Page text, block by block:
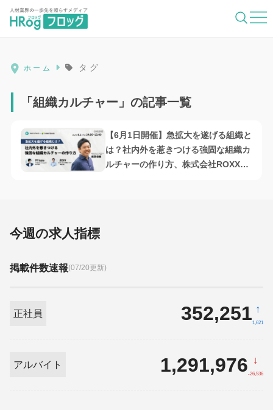
HRog | 人材業界の一歩先を照らすメディ
ホーム タグ
「組織カルチャー」の記事一覧
【6月1日開催】急拡大を遂げる組織と
は？社内外を惹きつける強固な組織カ
ルチャーの作り方、株式会社ROXX・
今週の求人指標
掲載件数速報(07/20更新)
正社員 352,251 ↑
1,621
アルバイト 1,291,976 ↓
-26,536